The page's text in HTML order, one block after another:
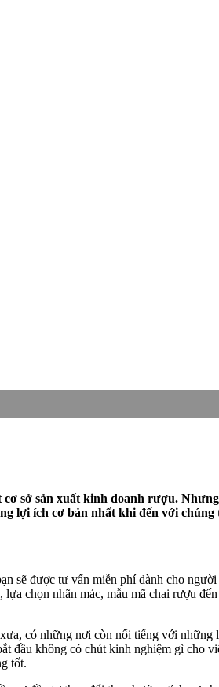
sở sản xuất kinh doanh rượu.
lợi ích cơ bản nhất khi đến với chúng
sẽ được tư vấn miễn phí dành cho
chọn nhãn mác, mẫu mã chai rượu
có những nơi còn nổi tiếng với
đầu không có chút kinh nghiệm gì cho
tốt.